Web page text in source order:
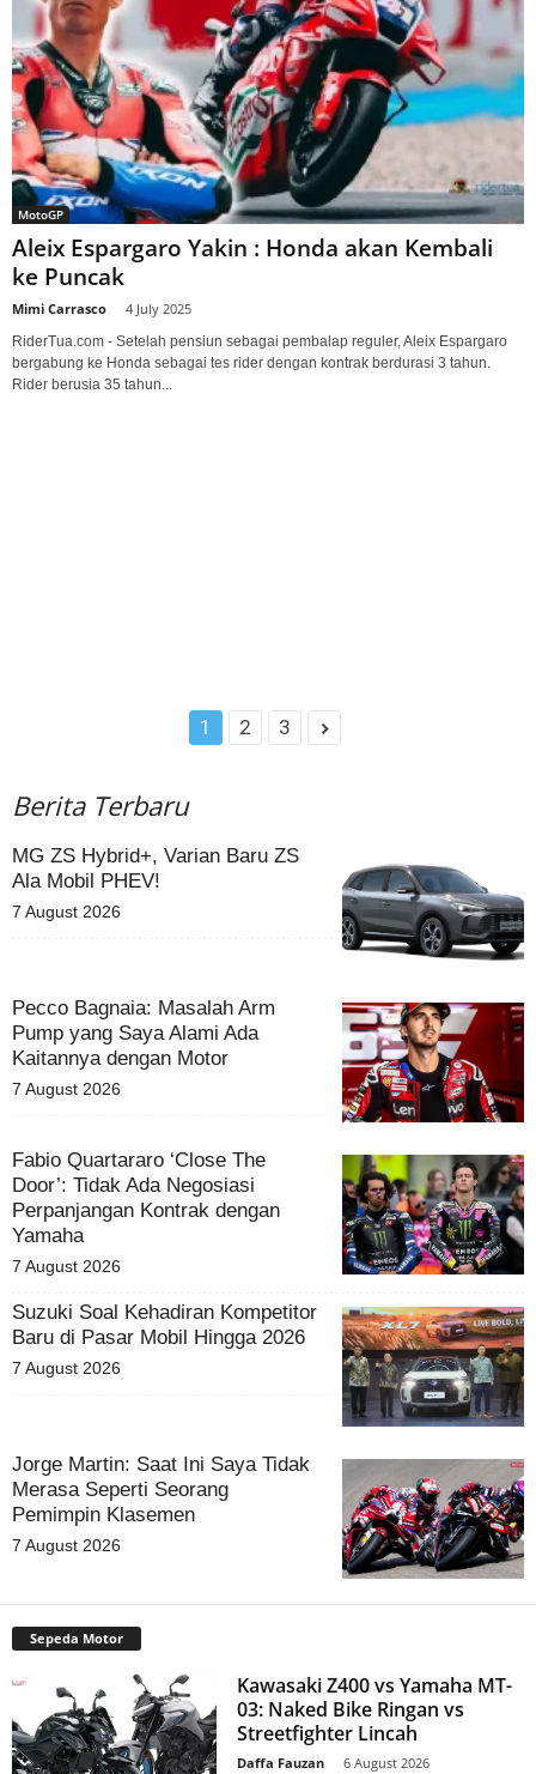
MotoGP
Aleix Espargaro Yakin : Honda akan Kembali
ke Puncak
Mimi Carrasco 4 July 2025
RiderTua.com - Setelah pensiun sebagai pembalap reguler, Aleix Espargaro
bergabung ke Honda sebagai tes rider dengan kontrak berdurasi 3 tahun.
Rider berusia 35 tahun...
1 2 3
Berita Terbaru
MG ZS Hybrid+, Varian Baru ZS
Ala Mobil PHEV!
7 August 2026
Pecco Bagnaia: Masalah Arm
Pump yang Saya Alami Ada
Kaitannya dengan Motor
7 August 2026
Fabio Quartararo ‘Close The
Door’: Tidak Ada Negosiasi
Perpanjangan Kontrak dengan
Yamaha
7 August 2026
Suzuki Soal Kehadiran Kompetitor
Baru di Pasar Mobil Hingga 2026
7 August 2026
Jorge Martin: Saat Ini Saya Tidak
Merasa Seperti Seorang
Pemimpin Klasemen
7 August 2026
Sepeda Motor
Kawasaki Z400 vs Yamaha MT-
03: Naked Bike Ringan vs
Streetfighter Lincah
Daffa Fauzan 6 August 2026